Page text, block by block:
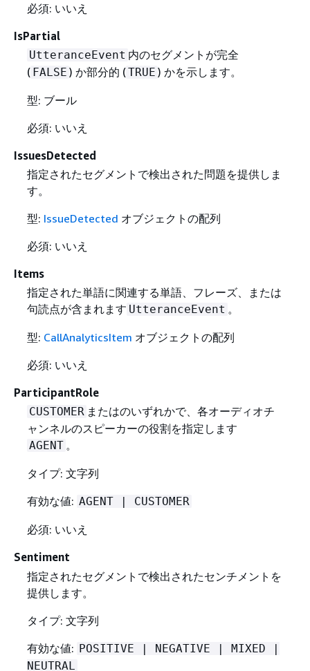
必須: いいえ
IsPartial
UtteranceEvent 内のセグメントが完全
( FALSE ) か部分的 (TRUE ) かを示します。
型: ブール
必須: いいえ
IssuesDetected
指定されたセグメントで検出された問題を提供しま
す。
型: IssueDetected オブジェクトの配列
必須: いいえ
Items
指定された単語に関連する単語、フレーズ、または
句読点が含まれます UtteranceEvent 。
型: CallAnalyticsItem オブジェクトの配列
必須: いいえ
ParticipantRole
CUSTOMER またはのいずれかで、各オーディオチ
ャンネルのスピーカーの役割を指定します
AGENT 。
タイプ: 文字列
有効な値: AGENT | CUSTOMER
必須: いいえ
Sentiment
指定されたセグメントで検出されたセンチメントを
提供します。
タイプ: 文字列
有効な値: POSITIVE | NEGATIVE | MIXED |
NEUTRAL